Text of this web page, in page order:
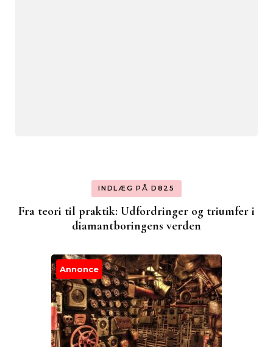
INDLÆG PÅ D825
Fra teori til praktik: Udfordringer og triumfer i
diamantboringens verden
Annonce